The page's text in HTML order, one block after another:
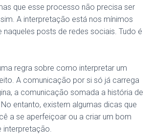
que esse processo não precisa ser
A interpretação está nos mínimos
naqueles posts de redes sociais. Tudo é
regra sobre como interpretar um
A comunicação por si só já carrega
a comunicação somada a história de
entanto, existem algumas dicas que
a se aperfeiçoar ou a criar um bom
interpretação.